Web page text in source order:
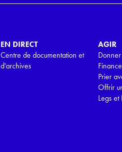
EN DIRECT
Centre de documentation et
d'archives
AGIR
Donner
Prier
Offrir
Legs